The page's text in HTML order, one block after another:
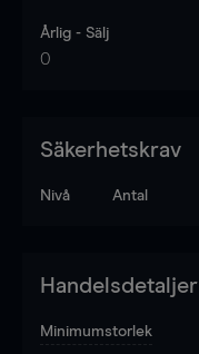
Årlig - Sälj
0
Säkerhetskrav
Nivå Antal
Handelsdetaljer
Minimumstorlek